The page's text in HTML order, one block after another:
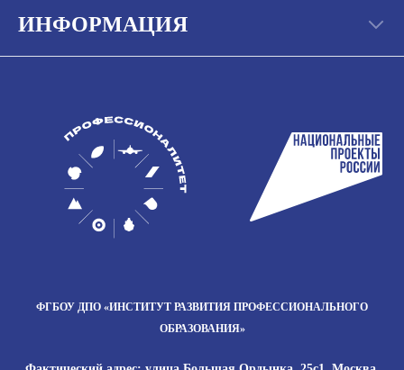
ИНФОРМАЦИЯ
ФГБОУ ДПО «ИНСТИТУТ РАЗВИТИЯ ПРОФЕССИОНАЛЬНОГО
ОБРАЗОВАНИЯ»